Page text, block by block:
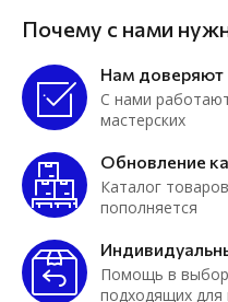
Почему с нами
Нам доверяют
С нами
мастерских
Обновление
Каталог
пополняется
Помощь в
подходящих для